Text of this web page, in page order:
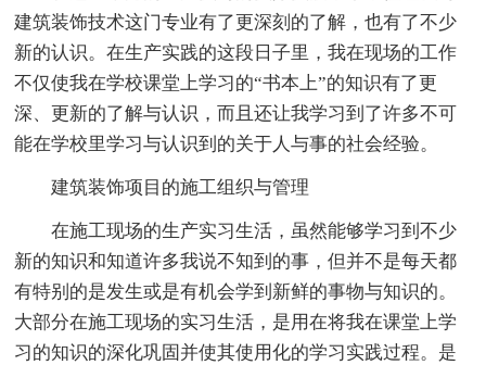
建筑装饰技术这门专业有了更深刻的了解，也有了不少
新的认识。在生产实践的这段日子里，我在现场的工作
不仅使我在学校课堂上学习的“书本上”的知识有了更
深、更新的了解与认识，而且还让我学习到了许多不可
能在学校里学习与认识到的关于人与事的社会经验。
建筑装饰项目的施工组织与管理
在施工现场的生产实习生活，虽然能够学习到不少
新的知识和知道许多我说不知到的事，但并不是每天都
有特别的是发生或是有机会学到新鲜的事物与知识的。
大部分在施工现场的实习生活，是用在将我在课堂上学
习的知识的深化巩固并使其使用化的学习实践过程。是